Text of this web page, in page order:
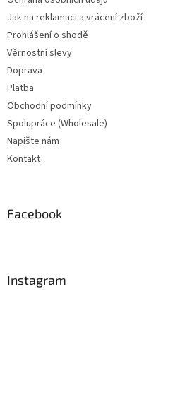
Jak na reklamaci a vrácení zboží
Prohlášení o shodě
Věrnostní slevy
Doprava
Platba
Obchodní podmínky
Spolupráce (Wholesale)
Napište nám
Kontakt
Facebook
Instagram